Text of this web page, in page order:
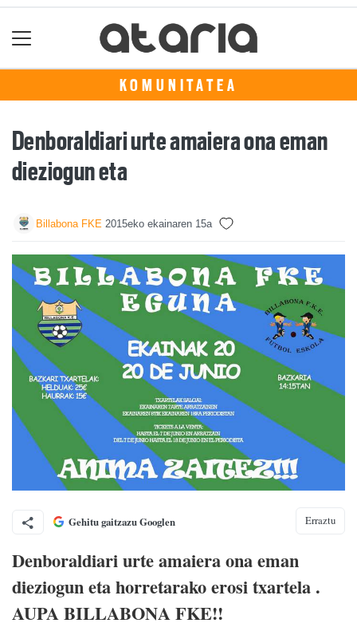
KOMUNITATEA
Denboraldiari urte amaiera ona eman
dieziogun eta
Billabona FKE 2015eko ekainaren 15a
Gehitu gaitzazu Googlen Erraztu
Denboraldiari urte amaiera ona eman
dieziogun eta horretarako erosi txartela .
AUPA BILLABONA FKE!!